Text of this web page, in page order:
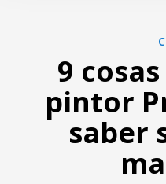
9
pintor
saber